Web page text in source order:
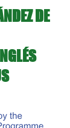
DE